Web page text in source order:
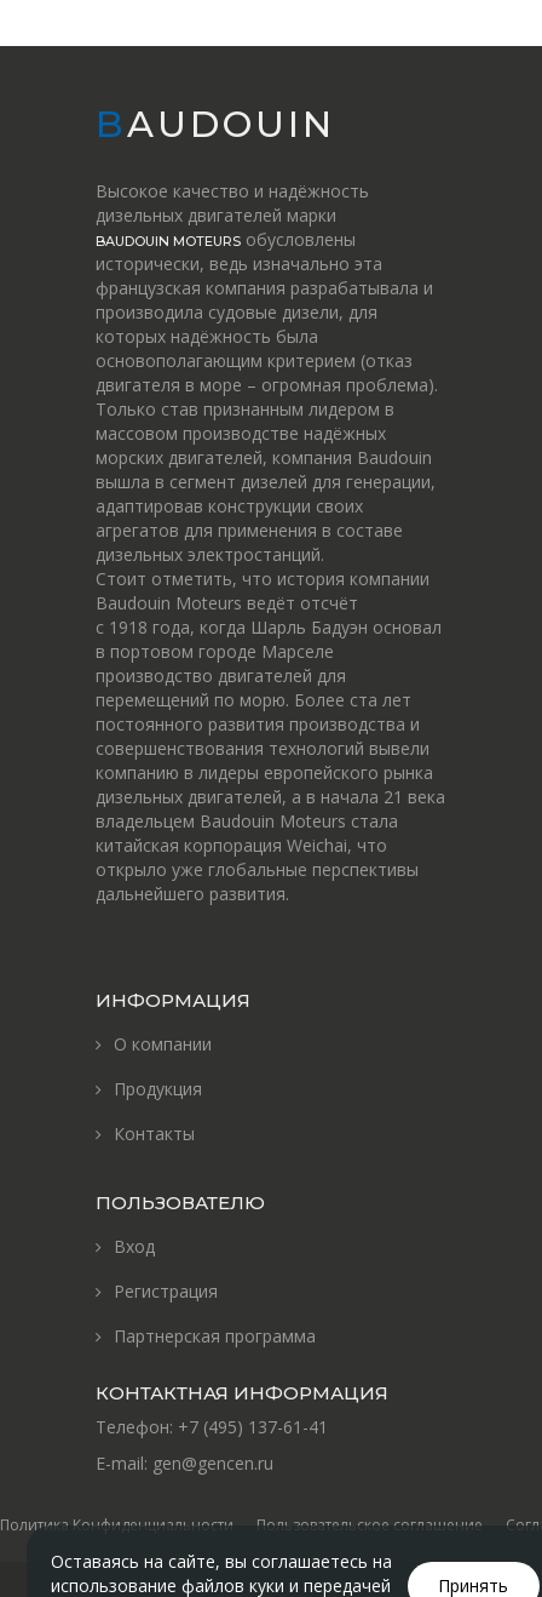
BAUDOUIN
Высокое качество и надёжность
дизельных двигателей марки
BAUDOUIN MOTEURS обусловлены
исторически, ведь изначально эта
французская компания разрабатывала и
производила судовые дизели, для
которых надёжность была
основополагающим критерием (отказ
двигателя в море – огромная проблема).
Только став признанным лидером в
массовом производстве надёжных
морских двигателей, компания Baudouin
вышла в сегмент дизелей для генерации,
адаптировав конструкции своих
агрегатов для применения в составе
дизельных электростанций.
Стоит отметить, что история компании
Baudouin Moteurs ведёт отсчёт
c 1918 года, когда Шарль Бадуэн основал
в портовом городе Марселе
производство двигателей для
перемещений по морю. Более ста лет
постоянного развития производства и
совершенствования технологий вывели
компанию в лидеры европейского рынка
дизельных двигателей, а в начала 21 века
владельцем Baudouin Moteurs стала
китайская корпорация Weichai, что
открыло уже глобальные перспективы
дальнейшего развития.
ИНФОРМАЦИЯ
О компании
Продукция
Контакты
ПОЛЬЗОВАТЕЛЮ
Вход
Регистрация
Партнерская программа
КОНТАКТНАЯ ИНФОРМАЦИЯ
Телефон: +7 (495) 137-61-41
E-mail: gen@gencen.ru
Политика Конфиденциальности Пользовательское соглашение
Оставаясь на сайте, вы соглашаетесь на
использование файлов куки и передачей
Принять